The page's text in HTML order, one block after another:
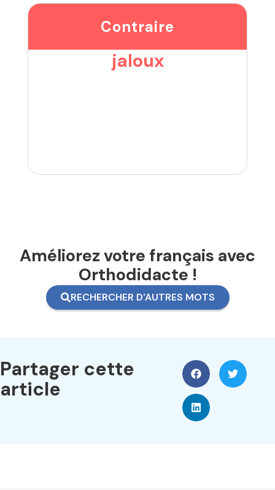
Contraire
jaloux
Améliorez votre français avec
Orthodidacte !
RECHERCHER D'AUTRES MOTS
Partager cette
article